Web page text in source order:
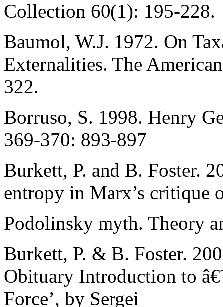
Collection 60(1): 195-228.
Baumol, W.J. 1972. On
Externalities. The
322.
Borruso, S. 1998. Henry
369-370: 893-897
Burkett, P. and B. Foster.
entropy in Marx’s critique
Podolinsky myth. Theory
Burkett, P. & B. Foster.
Obituary Introduction to
Force’, by Sergei